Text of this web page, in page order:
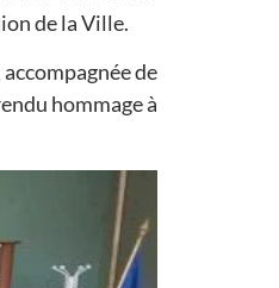
de la Ville.
de
hommage à